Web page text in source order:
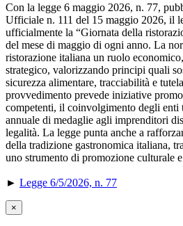
Con la legge 6 maggio 2026, n. 77,
Ufficiale n. 111 del 15 maggio 2026, il
ufficialmente la “Giornata della
del mese di maggio di ogni anno. La
ristorazione italiana un ruolo
strategico, valorizzando principi quali
sicurezza alimentare, tracciabilità e
provvedimento prevede iniziative
competenti, il coinvolgimento degli enti
annuale di medaglie agli imprenditori
legalità. La legge punta anche a
della tradizione gastronomica italiana,
uno strumento di promozione culturale
► Legge 6/5/2026, n. 77
×